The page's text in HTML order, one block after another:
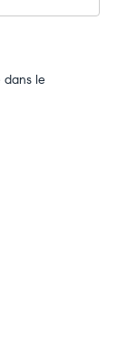
dans le